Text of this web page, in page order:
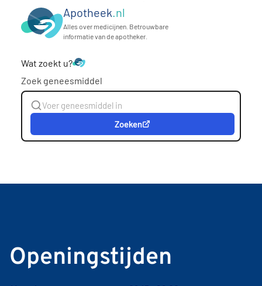
Apotheek.nl
Alles over medicijnen. Betrouwbare
informatie van de apotheker.
Wat zoekt u?
Zoek geneesmiddel
Zoeken
Openingstijden